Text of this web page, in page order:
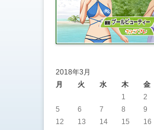
2018年3月
月
火 水 木 金
1
2
5
6 7 8 9
12
13 14 15 16